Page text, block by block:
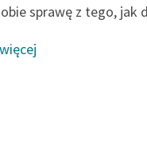
sprawę z tego, jak